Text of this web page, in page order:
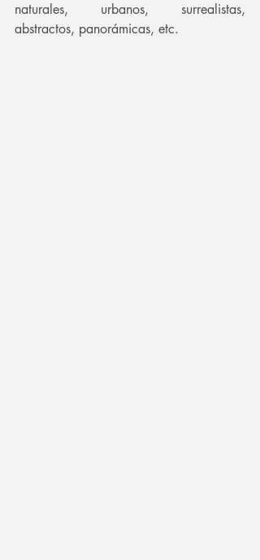
naturales, urbanos, surrealistas,
abstractos, panorámicas, etc.